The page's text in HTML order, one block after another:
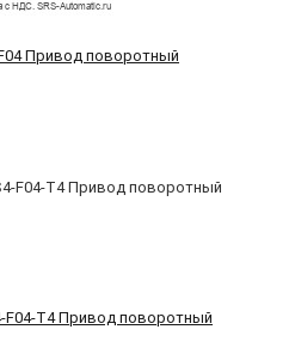
Привод поворотный
F04-T4 Привод поворотный